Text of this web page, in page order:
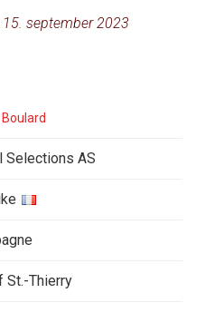
september 2023
Selections AS
St.-Thierry